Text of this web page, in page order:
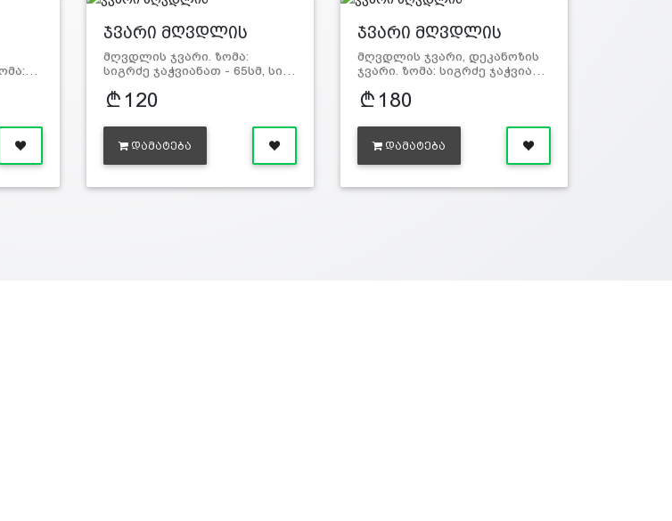
ჯვარი მღვდლის
მღვდლის ჯვარი. ზომა:
სიგრძე ჯაჭვიანათ - 65სმ, სი…
120
ᲓᲐᲛᲐᲢᲔᲑᲐ
ჯვარი მღვდლის
მღვდლის ჯვარი, დეკანოზის
ჯვარი. ზომა: სიგრძე ჯაჭვია…
180
ᲓᲐᲛᲐᲢᲔᲑᲐ